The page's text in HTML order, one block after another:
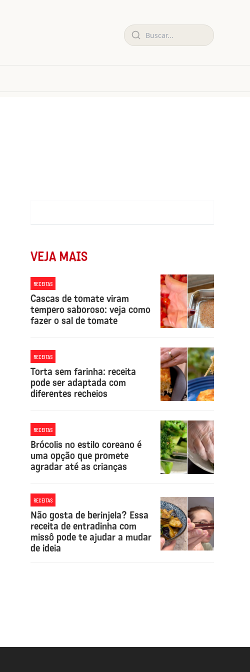
VEJA MAIS
RECEITAS
Cascas de tomate viram
tempero saboroso: veja como
fazer o sal de tomate
RECEITAS
Torta sem farinha: receita
pode ser adaptada com
diferentes recheios
RECEITAS
Brócolis no estilo coreano é
uma opção que promete
agradar até as crianças
RECEITAS
Não gosta de berinjela? Essa
receita de entradinha com
missô pode te ajudar a mudar
de ideia